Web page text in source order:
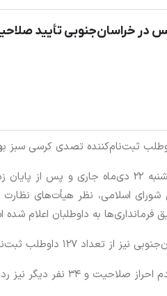
در خراسان‌جنوبی تأیید
به گزارش اصحاب رسانه، صبح یکشنبه ۲۲
اسلامی، نظر هیأت‌های نظارت
فرمانداری‌ها به داوطلبان اعلام
تعداد ۵۱ نفر تأیید صلاحیت شدند.